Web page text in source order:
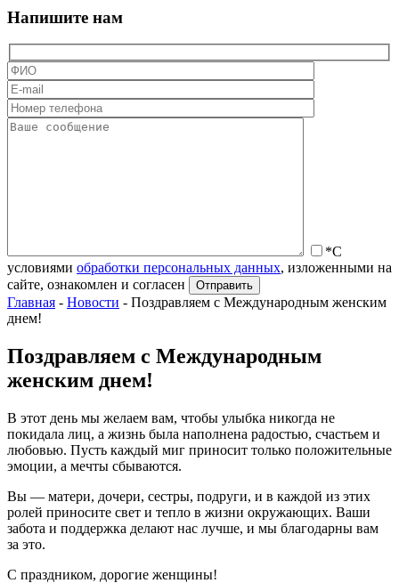
Напишите нам
*С
условиями обработки персональных данных, изложенными на
сайте, ознакомлен и согласен
Главная - Новости - Поздравляем с Международным женским
днем!
Поздравляем с Международным
женским днем!
В этот день мы желаем вам, чтобы улыбка никогда не
покидала лиц, а жизнь была наполнена радостью, счастьем и
любовью. Пусть каждый миг приносит только положительные
эмоции, а мечты сбываются.
Вы — матери, дочери, сестры, подруги, и в каждой из этих
ролей приносите свет и тепло в жизни окружающих. Ваши
забота и поддержка делают нас лучше, и мы благодарны вам
за это.
С праздником, дорогие женщины!